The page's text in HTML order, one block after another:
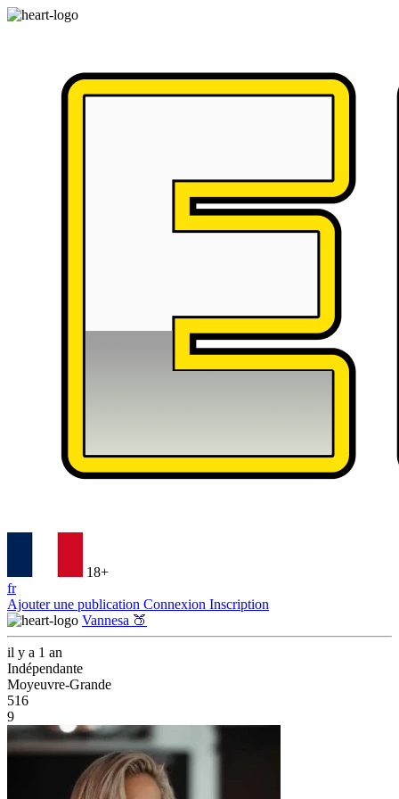
18+
fr
Ajouter une publication Connexion Inscription
Vannesa 🍑
il y a 1 an
Indépendante
Moyeuvre-Grande
516
9